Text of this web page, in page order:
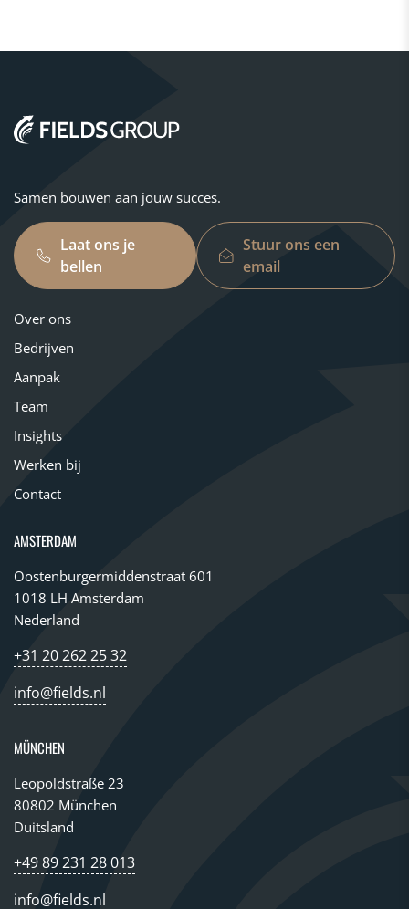
Samen bouwen aan jouw succes.
Laat ons je
bellen
Stuur ons een
email
Over ons
Bedrijven
Aanpak
Team
Insights
Werken bij
Contact
AMSTERDAM
Oostenburgermiddenstraat 601
1018 LH Amsterdam
Nederland
+31 20 262 25 32
info@fields.nl
MÜNCHEN
Leopoldstraße 23
80802 München
Duitsland
+49 89 231 28 013
info@fields.nl